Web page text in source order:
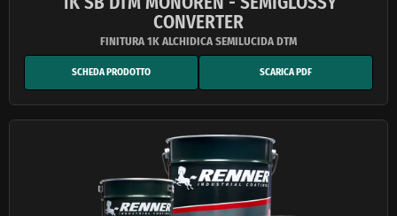
CONVERTER
SCHEDA PRODOTTO SCARICA PDF